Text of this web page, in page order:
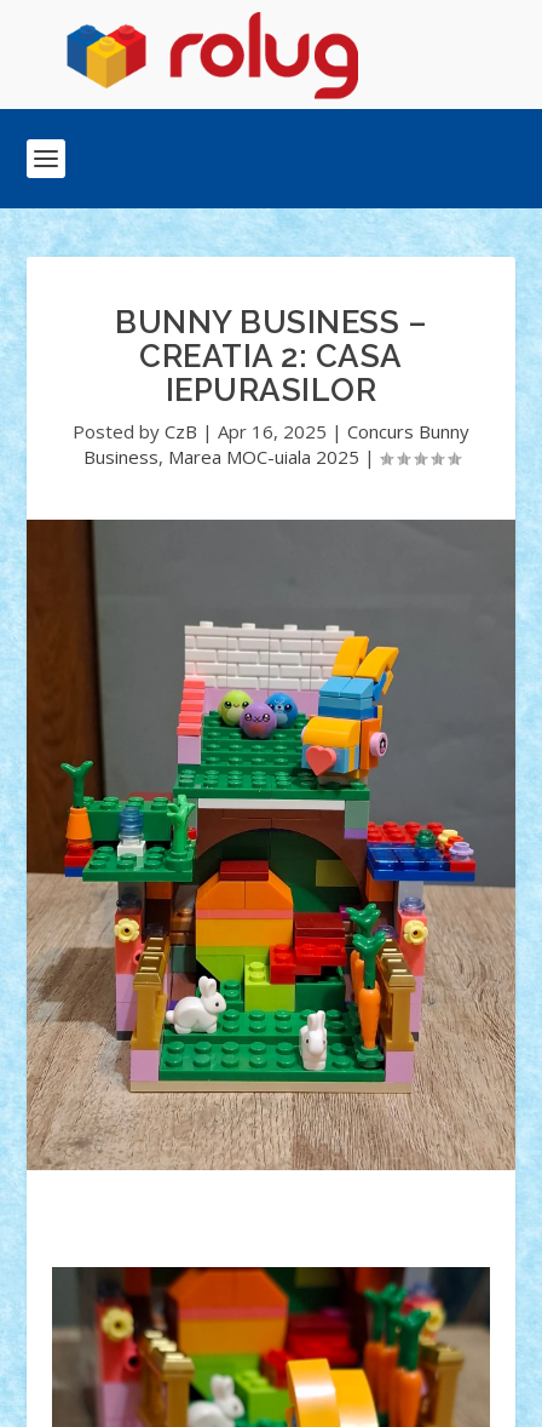
BUNNY BUSINESS –
CREATIA 2: CASA
IEPURASILOR
Posted by CzB | Apr 16, 2025 | Concurs Bunny
Business, Marea MOC-uiala 2025 |